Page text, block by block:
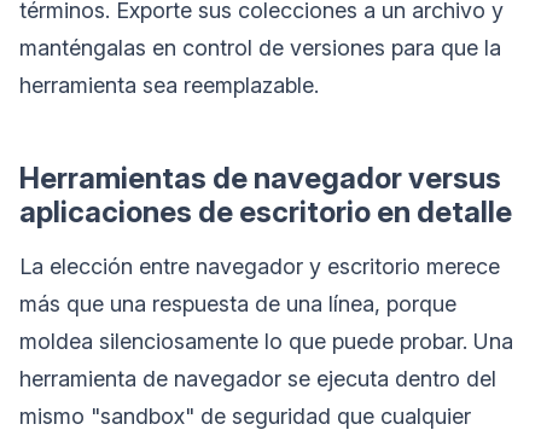
términos. Exporte sus colecciones a un archivo y
manténgalas en control de versiones para que la
herramienta sea reemplazable.
Herramientas de navegador versus
aplicaciones de escritorio en detalle
La elección entre navegador y escritorio merece
más que una respuesta de una línea, porque
moldea silenciosamente lo que puede probar. Una
herramienta de navegador se ejecuta dentro del
mismo "sandbox" de seguridad que cualquier